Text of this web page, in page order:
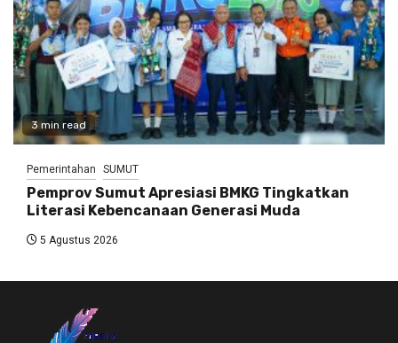
3 min read
Pemerintahan SUMUT
Pemprov Sumut Apresiasi BMKG Tingkatkan
Literasi Kebencanaan Generasi Muda
5 Agustus 2026